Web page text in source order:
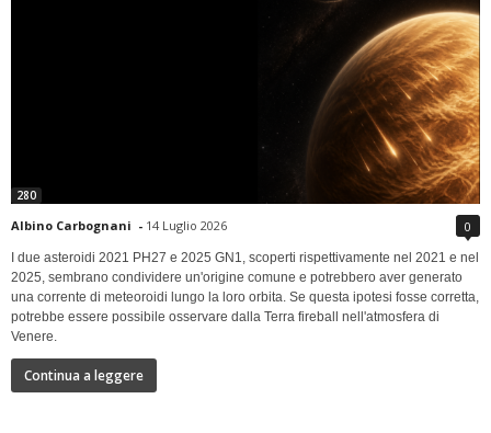
280
Albino Carbognani - 14 Luglio 2026 0
I due asteroidi 2021 PH27 e 2025 GN1, scoperti rispettivamente nel 2021 e nel
2025, sembrano condividere un'origine comune e potrebbero aver generato
una corrente di meteoroidi lungo la loro orbita. Se questa ipotesi fosse corretta,
potrebbe essere possibile osservare dalla Terra fireball nell'atmosfera di
Venere.
Continua a leggere